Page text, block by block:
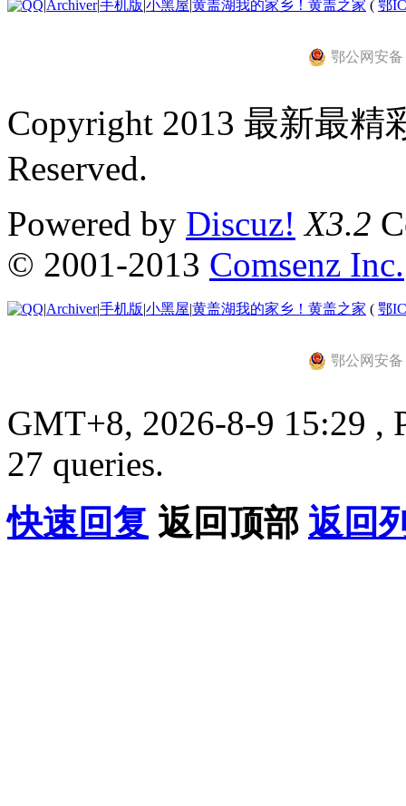
|Archiver|手机版|小黑屋|黄盖湖我的家乡！黄盖之家 ( 鄂
鄂公网安备
Copyright 2013 最新最
Reserved.
Powered by Discuz! X3.2
© 2001-2013 Comsenz Inc.
|Archiver|手机版|小黑屋|黄盖湖我的家乡！黄盖之家 ( 鄂
鄂公网安备
GMT+8, 2026-8-9 15:29 ,
27 queries.
快速回复 返回顶部 返回